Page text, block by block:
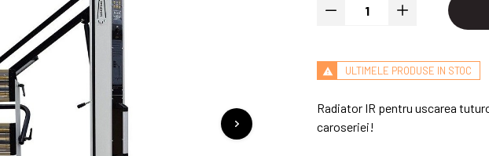
ULTIMELE PRODUSE IN STOC
Radiator IR pentru uscarea
caroseriei!